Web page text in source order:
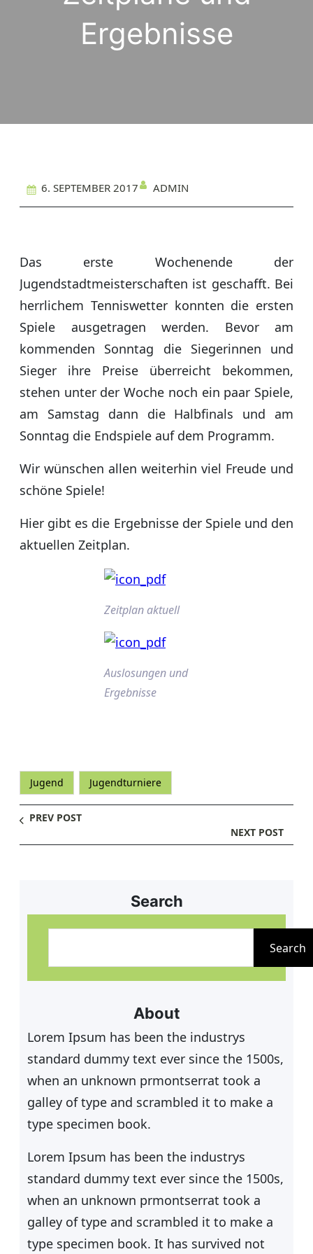
Ergebnisse
6. SEPTEMBER 2017 ADMIN
Das erste Wochenende der
Jugendstadtmeisterschaften ist geschafft. Bei
herrlichem Tenniswetter konnten die ersten
Spiele ausgetragen werden. Bevor am
kommenden Sonntag die Siegerinnen und
Sieger ihre Preise überreicht bekommen,
stehen unter der Woche noch ein paar Spiele,
am Samstag dann die Halbfinals und am
Sonntag die Endspiele auf dem Programm.
Wir wünschen allen weiterhin viel Freude und
schöne Spiele!
Hier gibt es die Ergebnisse der Spiele und den
aktuellen Zeitplan.
Zeitplan aktuell
Auslosungen und
Ergebnisse
Jugend Jugendturniere
PREV POST
NEXT POST
Search
n
Search
About
Lorem Ipsum has been the industrys
standard dummy text ever since the 1500s,
when an unknown prmontserrat took a
galley of type and scrambled it to make a
type specimen book.
Lorem Ipsum has been the industrys
standard dummy text ever since the 1500s,
when an unknown prmontserrat took a
galley of type and scrambled it to make a
type specimen book. It has survived not